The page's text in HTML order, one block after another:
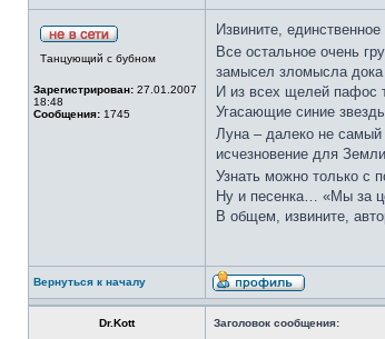
Танцующий с бубном
Зарегистрирован: 27.01.2007
18:48
Сообщения: 1745
Извините,
Все остальное очень
замысел зломысла
И из всех щелей пафос
Угасающие синие
Луна – далеко не самый
исчезновение для
Узнать можно только с
Ну и песенка… «Мы за
В общем, извините,
Вернуться к началу
Dr.Kott Заголовок сообщения: